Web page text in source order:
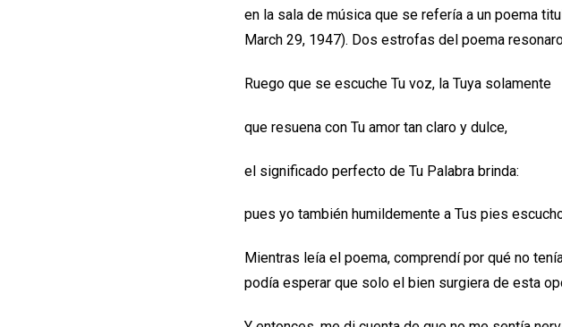
en la sala de música que se refería a un poema
March 29, 1947). Dos estrofas del poema
Ruego que se escuche Tu voz, la Tuya solamente
que resuena con Tu amor tan claro y dulce,
el significado perfecto de Tu Palabra brinda:
pues yo también humildemente a Tus pies
Mientras leía el poema, comprendí por qué no
podía esperar que solo el bien surgiera de esta